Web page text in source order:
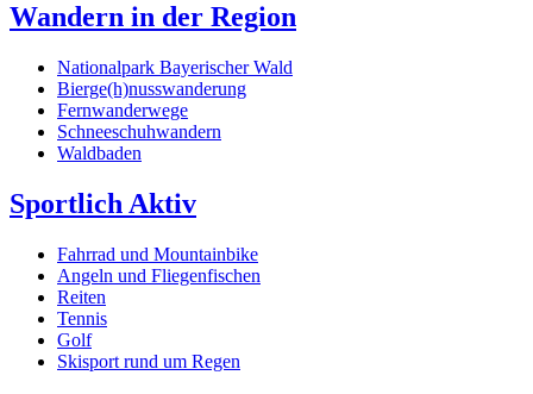
Wandern in der Region
Nationalpark Bayerischer Wald
Bierge(h)nusswanderung
Fernwanderwege
Schneeschuhwandern
Waldbaden
Sportlich Aktiv
Fahrrad und Mountainbike
Angeln und Fliegenfischen
Reiten
Tennis
Golf
Skisport rund um Regen